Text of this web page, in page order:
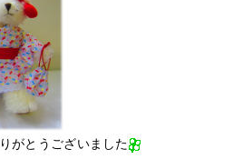
がとうございました